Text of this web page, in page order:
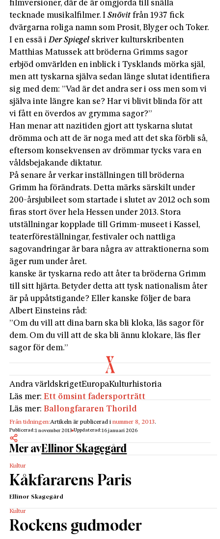
filmversioner, där de är omgjorda till snälla
tecknade musikalfilmer. ISnövit från 1937 fick
dvärgarna roliga namn som Prosit, Blyger och Toker.
I en essä iDer Spiegel skriver kulturskribenten
Matthias Matussek att bröderna Grimms sagor
erbjöd omvärlden en inblick i Tysklands mörka själ,
men att tyskarna själva sedan länge slutat identifiera
sig med dem: ”Vad är det andra ser i oss men som vi
själva inte längre kan se? Har vi blivit blinda för att
vi fått en överdos av grymma sagor?”
Han menar att nazitiden gjort att tyskarna slutat
drömma och att de är noga med att det ska förbli så,
eftersom konsekvensen av drömmar tycks vara en
våldsbejakande diktatur.
På senare år verkar inställningen till bröderna
Grimm ha förändrats. Detta märks särskilt under
200-årsjubileet som startade i slutet av 2012 och som
firas stort över hela Hessen under 2013. Stora
utställningar kopplade till Grimm-museet i Kassel,
teaterföreställningar, festivaler och nattliga
sagovandringar är bara några av attraktionerna som
äger rum under året.
kanske är tyskarna redo att åter ta bröderna Grimm
till sitt hjärta. Betyder detta att tysk nationalism åter
är på uppåtstigande? Eller kanske följer de bara
Albert Einsteins råd:
”Om du vill att dina barn ska bli kloka, läs sagor för
dem. Om du vill att de ska bli ännu klokare, läs fler
sagor för dem.”
Andra världskrigetEuropaKulturhistoria
Läs mer:Ett ömsint fadersporträtt
Läs mer:Ballongfararen Thorild
Från tidningen:Artikeln är publicerad inummer 8, 2013.
Publicerad:1 november 2013 Uppdaterad:16 januari 2026
Mer avEllinor Skagegård
Kultur
Kåkfararens Paris
Ellinor Skagegård
Kultur
Rockens gudmoder